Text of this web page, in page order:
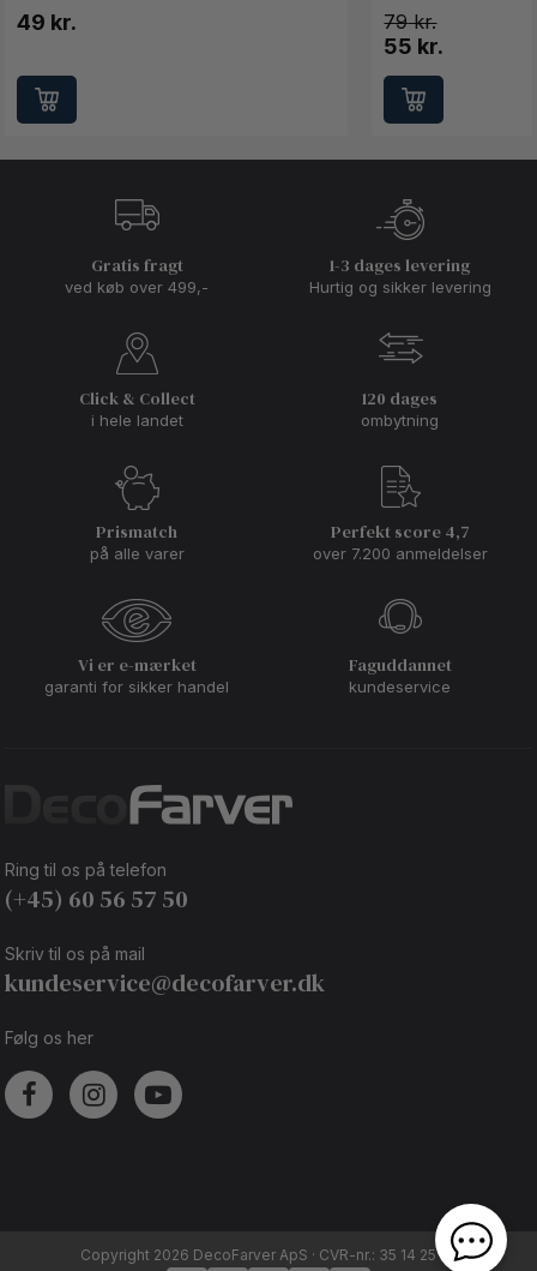
49 kr. 79
55 kr.
Gratis fragt
ved køb over 499,-
1-3 dages levering
Hurtig og sikker levering
Click & Collect
i hele landet
120 dages
ombytning
Prismatch
på alle varer
Perfekt score 4,7
over 7.200 anmeldelser
Vi er e-mærket
garanti for sikker handel
Faguddannet
kundeservice
Ring til os på telefon
(+45) 60 56 57 50
Skriv til os på mail
kundeservice@decofarver.dk
Følg os her
Copyright 2026 DecoFarver ApS · CVR-nr.: 35 14 25 92